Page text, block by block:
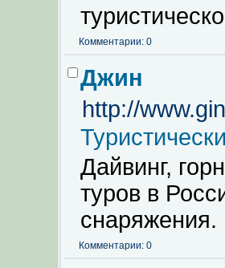
Комментарии: 0
Джин
http://
Дайвинг,
туров в
снаряжения.
Комментарии: 0